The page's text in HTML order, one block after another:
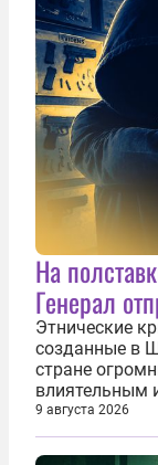
На
Генерал
Этнические
созданные в
стране
влиятельным
этой сети не
подсаживают
нечто еще
9 августа 2026